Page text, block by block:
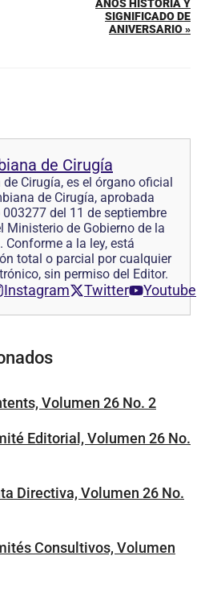
AÑOS HISTORIA Y
SIGNIFICADO DE
ANIVERSARIO »
de Cirugía
Cirugía, es el órgano oficial
de Cirugía, aprobada
del 11 de septiembre
Ministerio de Gobierno de la
Conforme a la ley, está
total o parcial por cualquier
sin permiso del Editor.
Instagram Twitter Youtube
Volumen 26 No. 2
Editorial, Volumen 26 No.
Directiva, Volumen 26 No.
Consultivos, Volumen